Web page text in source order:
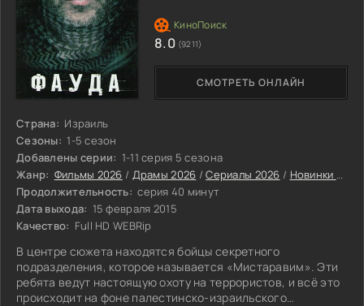
Страна: Израиль
Сезоны: 1-5 сезон
Добавлены серии: 1-11 серия 5 сезона
Жанр: Фильмы 2026 / Драмы 2026 /Сериалы 2026 / Новинки сериалов 2026
Продолжительность: серия 40 минут
Дата выхода: 15 февраля 2015
Качество: Full HD WEBRip
В центре сюжета находятся бойцы секретного
подразделения, которое называется «Мистаравим». Эти
ребята ведут настоящую охоту на террористов, и всё это
происходит на фоне палестинско-израильского
СМОТРЕТЬ ОНЛАЙН
8.0 (9211)